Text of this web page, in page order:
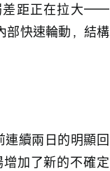
差距正在拉大——
部快速輪動，結構
連續兩日的明顯回
加了新的不確定